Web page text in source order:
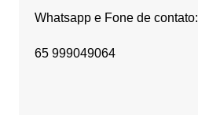
Whatsapp e Fone de contato:
65 999049064